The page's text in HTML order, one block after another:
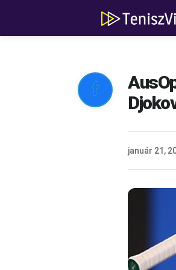

január 21,